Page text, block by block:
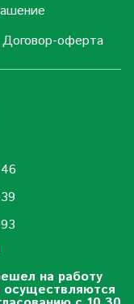
Договор-оферта
на работу
осуществляются